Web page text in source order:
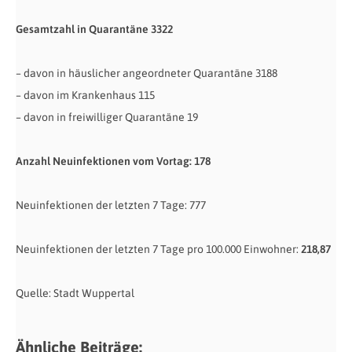
Gesamtzahl in Quarantäne 3322
– davon in häuslicher angeordneter Quarantäne 3188
– davon im Krankenhaus 115
– davon in freiwilliger Quarantäne 19
Anzahl Neuinfektionen vom Vortag: 178
Neuinfektionen der letzten 7 Tage: 777
Neuinfektionen der letzten 7 Tage pro 100.000 Einwohner: 218,87
Quelle: Stadt Wuppertal
Ähnliche Beiträge: